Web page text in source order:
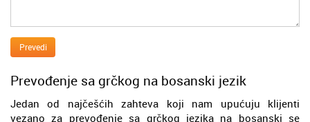
Prevedi
Prevođenje sa grčkog na bosanski jezik
Jedan od najčešćih zahteva koji nam upućuju klijenti
vezano za prevođenje sa grčkog jezika na bosanski se